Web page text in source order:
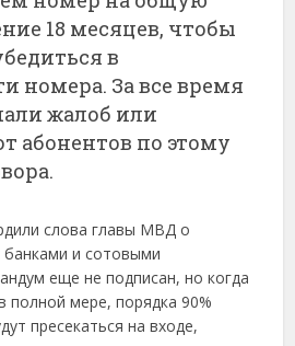
18 месяцев, чтобы
в
номера. За все время
жалоб или
абонентов по этому
слова главы МВД о
и сотовыми
еще не подписан, но когда
полной мере, порядка 90%
пресекаться на входе,